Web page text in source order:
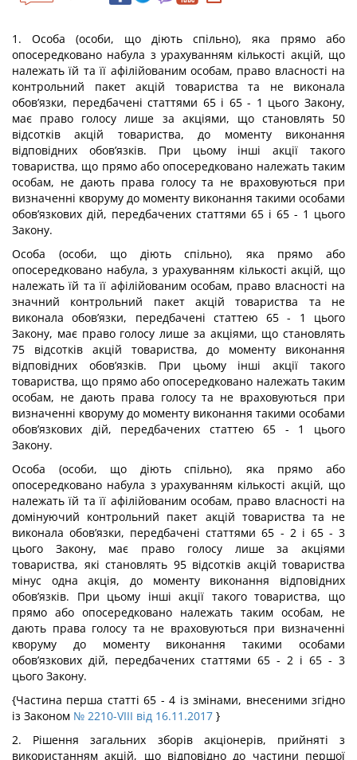
1. Особа (особи, що діють спільно), яка прямо або
опосередковано набула з урахуванням кількості акцій, що
належать їй та її афілійованим особам, право власності на
контрольний пакет акцій товариства та не виконала
обов’язки, передбачені статтями 65 і 65 - 1 цього Закону,
має право голосу лише за акціями, що становлять 50
відсотків акцій товариства, до моменту виконання
відповідних обов’язків. При цьому інші акції такого
товариства, що прямо або опосередковано належать таким
особам, не дають права голосу та не враховуються при
визначенні кворуму до моменту виконання такими особами
обов’язкових дій, передбачених статтями 65 і 65 - 1 цього
Закону.
Особа (особи, що діють спільно), яка прямо або
опосередковано набула, з урахуванням кількості акцій, що
належать їй та її афілійованим особам, право власності на
значний контрольний пакет акцій товариства та не
виконала обов’язки, передбачені статтею 65 - 1 цього
Закону, має право голосу лише за акціями, що становлять
75 відсотків акцій товариства, до моменту виконання
відповідних обов’язків. При цьому інші акції такого
товариства, що прямо або опосередковано належать таким
особам, не дають права голосу та не враховуються при
визначенні кворуму до моменту виконання такими особами
обов’язкових дій, передбачених статтею 65 - 1 цього
Закону.
Особа (особи, що діють спільно), яка прямо або
опосередковано набула з урахуванням кількості акцій, що
належать їй та її афілійованим особам, право власності на
домінуючий контрольний пакет акцій товариства та не
виконала обов’язки, передбачені статтями 65 - 2 і 65 - 3
цього Закону, має право голосу лише за акціями
товариства, які становлять 95 відсотків акцій товариства
мінус одна акція, до моменту виконання відповідних
обов’язків. При цьому інші акції такого товариства, що
прямо або опосередковано належать таким особам, не
дають права голосу та не враховуються при визначенні
кворуму до моменту виконання такими особами
обов’язкових дій, передбачених статтями 65 - 2 і 65 - 3
цього Закону.
{Частина перша статті 65 - 4 із змінами, внесеними згідно
із Законом № 2210-VIII від 16.11.2017 }
2. Рішення загальних зборів акціонерів, прийняті з
використанням акцій, що відповідно до частини першої